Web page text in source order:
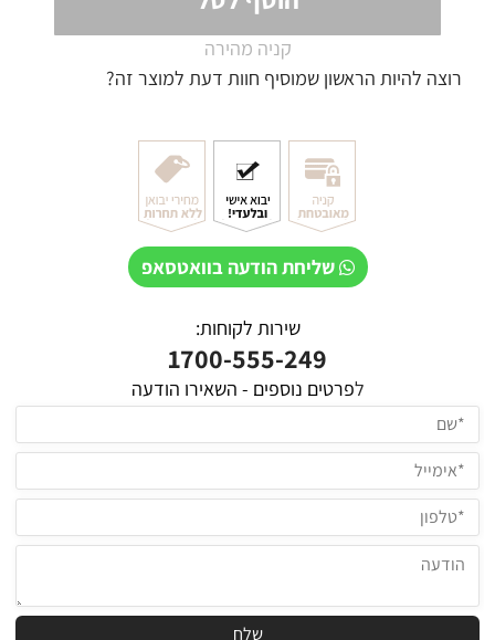
קניה מהירה
רוצה להיות הראשון שמוסיף חוות דעת למוצר זה?
שליחת הודעה בוואטסאפ
שירות לקוחות:
1700-555-249
לפרטים נוספים - השאירו הודעה